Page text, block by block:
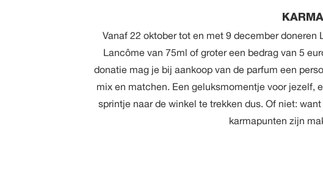
Vanaf 22 oktober tot en met 9 december
Lancôme van 75ml of groter een bedrag van 5
donatie mag je bij aankoop van de parfum een
mix en matchen. Een geluksmomentje voor jezelf,
sprintje naar de winkel te trekken dus. Of niet:
karmapunten zijn